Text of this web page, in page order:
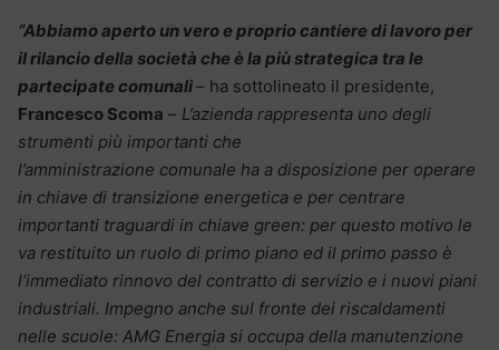
“Abbiamo aperto un vero e proprio cantiere di lavoro per
il rilancio della società che è la più strategica tra le
partecipate comunali– ha sottolineato il presidente,
Francesco Scoma – L’azienda rappresenta uno degli
strumenti più importanti che
l’amministrazione comunale ha a disposizione per operare
in chiave di transizione energetica e per centrare
importanti traguardi in chiave green: per questo motivo le
va restituito un ruolo di primo piano ed il primo passo è
l’immediato rinnovo del contratto di servizio e i nuovi piani
industriali. Impegno anche sul fronte dei riscaldamenti
nelle scuole: AMG Energia si occupa della manutenzione